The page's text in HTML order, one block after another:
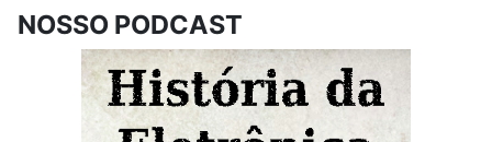
NOSSO PODCAST